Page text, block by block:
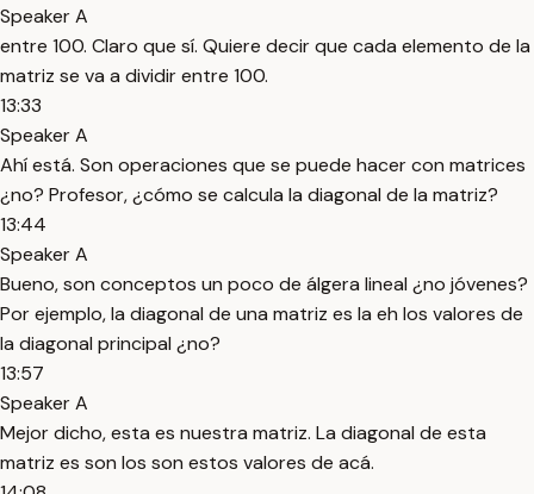
Speaker A
entre 100. Claro que sí. Quiere decir que cada elemento de la
matriz se va a dividir entre 100.
13:33
Speaker A
Ahí está. Son operaciones que se puede hacer con matrices
¿no? Profesor, ¿cómo se calcula la diagonal de la matriz?
13:44
Speaker A
Bueno, son conceptos un poco de álgera lineal ¿no jóvenes?
Por ejemplo, la diagonal de una matriz es la eh los valores de
la diagonal principal ¿no?
13:57
Speaker A
Mejor dicho, esta es nuestra matriz. La diagonal de esta
matriz es son los son estos valores de acá.